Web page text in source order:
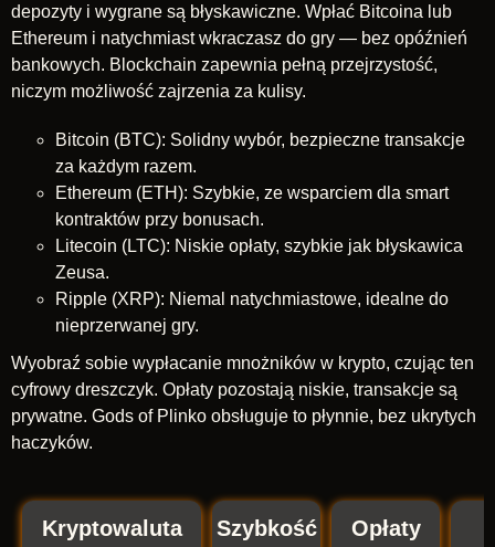
depozyty i wygrane są błyskawiczne. Wpłać Bitcoina lub
Ethereum i natychmiast wkraczasz do gry — bez opóźnień
bankowych. Blockchain zapewnia pełną przejrzystość,
niczym możliwość zajrzenia za kulisy.
Bitcoin (BTC): Solidny wybór, bezpieczne transakcje
za każdym razem.
Ethereum (ETH): Szybkie, ze wsparciem dla smart
kontraktów przy bonusach.
Litecoin (LTC): Niskie opłaty, szybkie jak błyskawica
Zeusa.
Ripple (XRP): Niemal natychmiastowe, idealne do
nieprzerwanej gry.
Wyobraź sobie wypłacanie mnożników w krypto, czując ten
cyfrowy dreszczyk. Opłaty pozostają niskie, transakcje są
prywatne. Gods of Plinko obsługuje to płynnie, bez ukrytych
haczyków.
Kryptowaluta
Szybkość
Opłaty